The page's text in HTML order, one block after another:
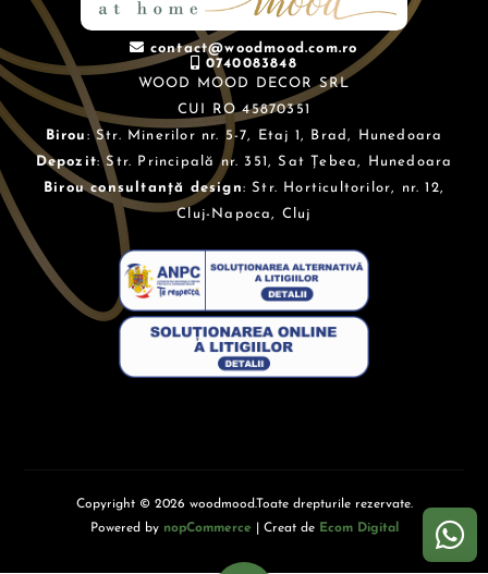
contact@woodmood.com.ro
0740083848
WOOD MOOD DECOR SRL
CUI RO 45870351
Birou : Str. Minerilor nr. 5-7, Etaj 1, Brad, Hunedoara
Depozit: Str. Principală nr. 351, Sat Țebea, Hunedoara
Birou consultanță design: Str. Horticultorilor, nr. 12,
Cluj-Napoca, Cluj
Copyright © 2026 woodmood.Toate drepturile rezervate.
Powered by nopCommerce | Creat de Ecom Digital